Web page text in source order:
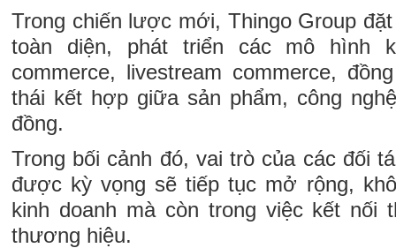
Trong chiến lược mới, Thingo Group
toàn diện, phát triển các mô hình
commerce, livestream commerce,
thái kết hợp giữa sản phẩm, công
đồng.
Trong bối cảnh đó, vai trò của các đối
được kỳ vọng sẽ tiếp tục mở rộng,
kinh doanh mà còn trong việc kết nối
thương hiệu.